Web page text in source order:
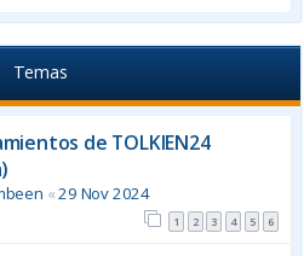
Temas
de TOLKIEN24
«29 Nov 2024
1 2 3 4 5 6